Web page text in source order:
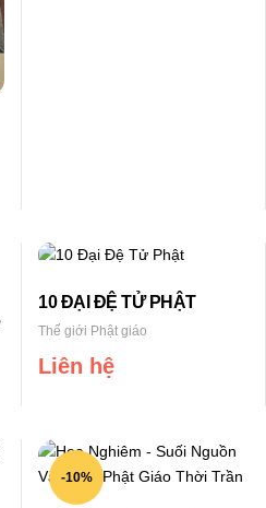
10 ĐẠI ĐỆ TỬ PHẬT
Thế giới Phật giáo
Liên hệ
-10%